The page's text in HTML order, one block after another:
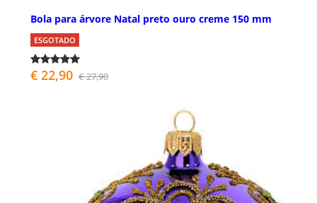
Bola para árvore Natal preto ouro creme 150 mm
ESGOTADO
€ 22,90 € 27,90